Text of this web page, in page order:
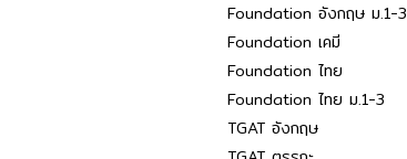
Foundation อังกฤษ ม.1-3
Foundation เคมี
Foundation ไทย
Foundation ไทย ม.1-3
TGAT อังกฤษ